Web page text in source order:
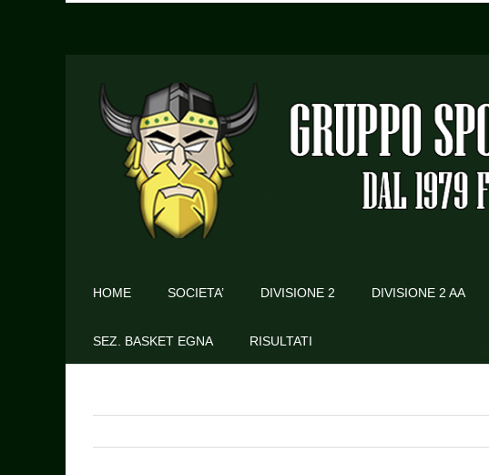
HOME SOCIETA’ DIVISIONE 2 DIVISIONE 2 AA
SEZ. BASKET EGNA RISULTATI